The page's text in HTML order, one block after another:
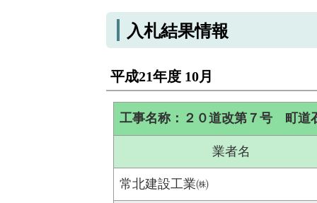
入札結果情報
平成21年度 10月
工事名称：２０道改第７号 町道
業者名
常北建設工業㈱